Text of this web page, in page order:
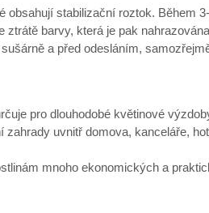
stabilizační roztok. Během
barvy, která je pak
a před odesláním,
pro dlouhodobé květinové
uvnitř domova, kanceláře,
mnoho ekonomických a